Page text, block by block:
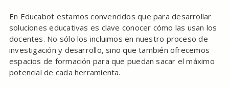
En Educabot estamos convencidos que para desarrollar
soluciones educativas es clave conocer cómo las usan los
docentes. No sólo los incluimos en nuestro proceso de
investigación y desarrollo, sino que también ofrecemos
espacios de formación para que puedan sacar el máximo
potencial de cada herramienta.